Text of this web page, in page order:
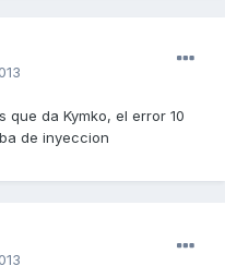
da Kymko, el error 10
de inyeccion